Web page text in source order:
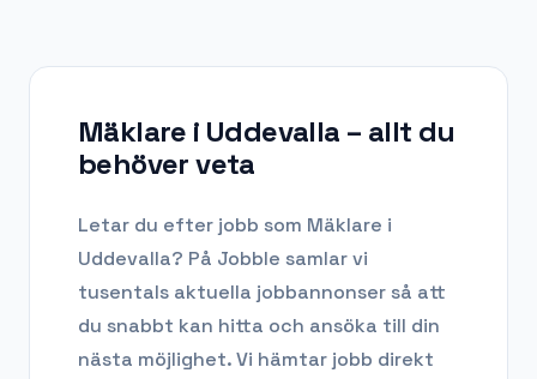
Mäklare i Uddevalla – allt du
behöver veta
Letar du efter jobb som Mäklare i
Uddevalla? På Jobble samlar vi
tusentals aktuella jobbannonser så att
du snabbt kan hitta och ansöka till din
nästa möjlighet. Vi hämtar jobb direkt